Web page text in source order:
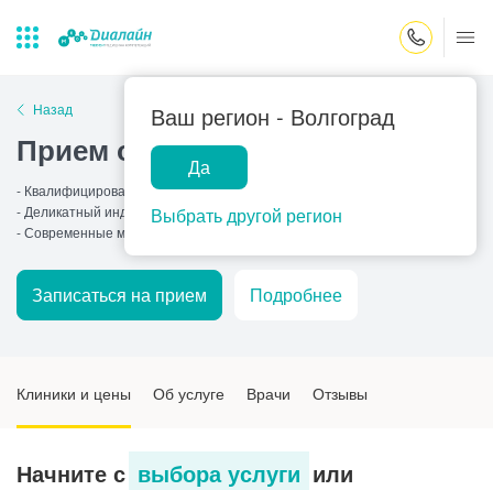
Ваш регион - Волгоград
Да
Выбрать другой регион
Лаборатории
Центр помощи
на дому
Закрыть поиск
Популярные запросы
Прием гинеколога
Прием оториноларинголога
Прием дерматолога
Прием офтальмолога
Прием уролога
Прием хирурга
Назад
Прием оториноларинголога
- Квалифицированные врачи: детский и взрослый лор
- Деликатный индивидуальный подход
- Современные методы
Записаться на прием Подробнее
Клиники и цены Об услуге Врачи Отзывы
Начните с выбора услуги или